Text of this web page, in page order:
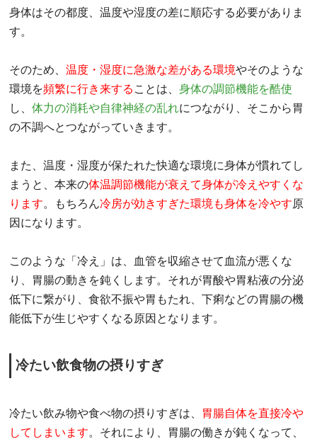
身体はその都度、温度や湿度の差に順応する必要がありま
す。
そのため、 温度・湿度に急激な差がある環境やそのような
環境を頻繁に行き来する ことは、 身体の調節機能を酷使
し、 体力の消耗や自律神経の乱れにつながり、そこから胃
の不調へとつながっていきます。
また、温度・湿度が保たれた快適な環境に身体が慣れてし
まうと、本来の体温調節機能が衰えて身体が冷えやすくな
ります。もちろん冷房が効きすぎた環境も身体を冷やす原
因になります。
このような「冷え」は、血管を収縮させて血流が悪くな
り、胃腸の動きを鈍くします。それが胃酸や胃粘液の分泌
低下に繋がり、食欲不振や胃もたれ、下痢などの胃腸の機
能低下が生じやすくなる原因となります。
冷たい飲食物の摂りすぎ
冷たい飲み物や食べ物の摂りすぎは、
胃腸自体を直接冷や
してしまいます。それにより、胃腸の働きが鈍くなって、